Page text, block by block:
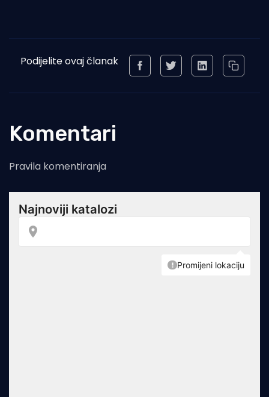
Podijelite ovaj članak
Komentari
Pravila komentiranja